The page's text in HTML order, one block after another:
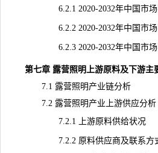
6.2.1 2020-2032年中国市场不
6.2.2 2020-2032年中国市场不
6.2.3 2020-2032年中国市场
第七章 露营照明上游原料及下游主
7.1 露营照明 产业链分析
7.2 露营照明产业上游供应分析
7.2.1 上游原料供给状况
7.2.2 原料供应商及联系方